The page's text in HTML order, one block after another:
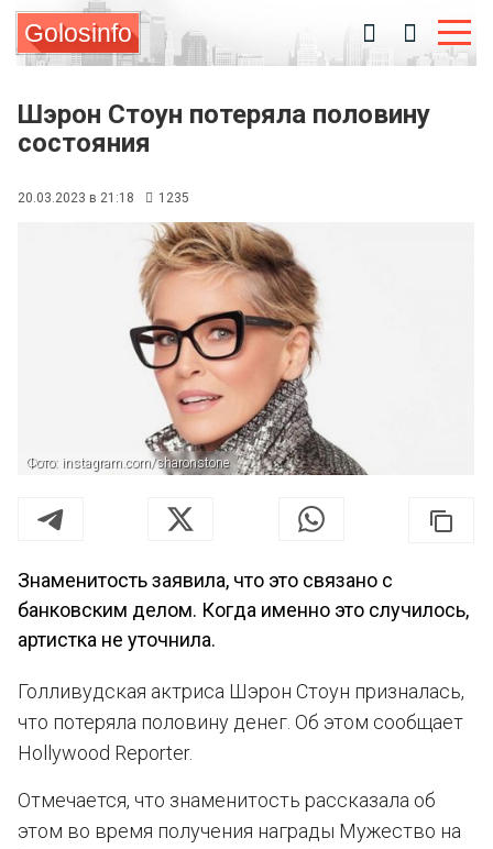
Golosinfo
Шэрон Стоун потеряла половину
состояния
20.03.2023 в 21:18 1235
Фото: instagram.com/sharonstone
Знаменитость заявила, что это связано с
банковским делом. Когда именно это случилось,
артистка не уточнила.
Голливудская актриса Шэрон Стоун призналась,
что потеряла половину денег. Об этом сообщает
Hollywood Reporter.
Отмечается, что знаменитость рассказала об
этом во время получения награды Мужество на